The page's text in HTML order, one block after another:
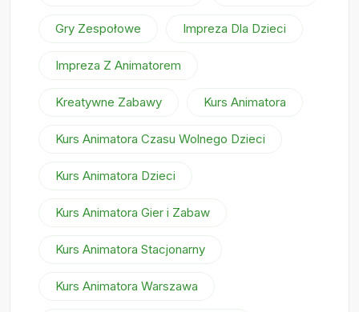
Gry Zespołowe Impreza Dla Dzieci
Impreza Z Animatorem
Kreatywne Zabawy Kurs Animatora
Kurs Animatora Czasu Wolnego Dzieci
Kurs Animatora Dzieci
Kurs Animatora Gier i Zabaw
Kurs Animatora Stacjonarny
Kurs Animatora Warszawa